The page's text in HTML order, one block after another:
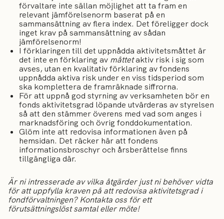
förvaltare inte sällan möjlighet att ta fram en
relevant jämförelsenorm baserat på en
sammansättning av flera index. Det föreligger dock
inget krav på sammansättning av sådan
jämförelsenorm!
I förklaringen till det uppnådda aktivitetsmåttet är
det inte en förklaring av måttetaktiv risk i sig som
avses, utan en kvalitativ förklaring av fondens
uppnådda aktiva risk under en viss tidsperiod som
ska komplettera de framräknade siffrorna.
För att uppnå god styrning av verksamheten bör en
fonds aktivitetsgrad löpande utvärderas av styrelsen
så att den stämmer överens med vad som anges i
marknadsföring och övrig fonddokumentation.
Glöm inte att redovisa informationen även på
hemsidan. Det räcker här att fondens
informationsbroschyr och årsberättelse finns
tillgängliga där.
Är ni intresserade av vilka åtgärder just ni behöver vidta
för att uppfylla kraven på att redovisa aktivitetsgrad i
fondförvaltningen? Kontakta oss för ett
förutsättningslöst samtal eller möte!